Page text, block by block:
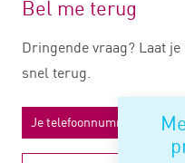
Bel me terug
Dringende vraag? Laat
snel terug.